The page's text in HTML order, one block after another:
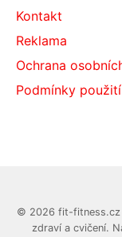
Kontakt
Reklama
Ochrana
Podmínky použití
© 2026 fit-fitness.cz
zdraví a cvičení.